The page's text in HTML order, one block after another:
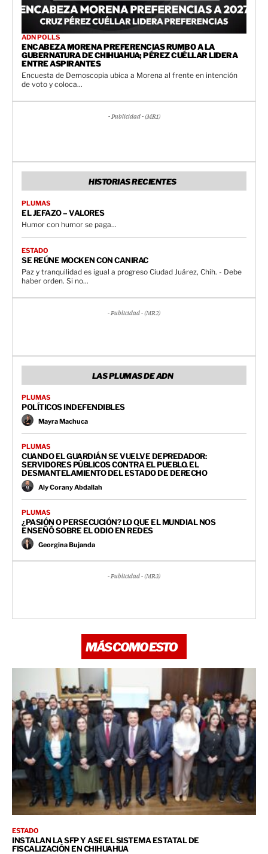
ADN POLLS
ENCABEZA MORENA PREFERENCIAS RUMBO A LA
GUBERNATURA DE CHIHUAHUA; PÉREZ CUÉLLAR LIDERA
ENTRE ASPIRANTES
Encuesta de Demoscopia ubica a Morena al frente en intención
de voto y coloca...
- Publicidad - (MR1)
HISTORIAS RECIENTES
PLUMAS
EL JEFAZO – VALORES
Humor con humor se paga...
ESTADO
SE REÚNE MOCKEN CON CANIRAC
Paz y tranquilidad es igual a progreso Ciudad Juárez, Chih. - Debe
haber orden. Si no...
- Publicidad - (MR2)
LAS PLUMAS DE ADN
PLUMAS
POLÍTICOS INDEFENDIBLES
Mayra Machuca
PLUMAS
CUANDO EL GUARDIÁN SE VUELVE DEPREDADOR:
SERVIDORES PÚBLICOS CONTRA EL PUEBLO. EL
DESMANTELAMIENTO DEL ESTADO DE DERECHO
Aly Corany Abdallah
PLUMAS
¿PASIÓN O PERSECUCIÓN? LO QUE EL MUNDIAL NOS
ENSEÑÓ SOBRE EL ODIO EN REDES
Georgina Bujanda
- Publicidad - (MR3)
MÁS COMO ESTO
ESTADO
INSTALAN LA SFP Y ASE EL SISTEMA ESTATAL DE
FISCALIZACIÓN EN CHIHUAHUA